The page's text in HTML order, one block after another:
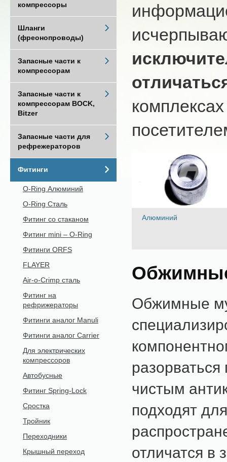
Алюминий
Обжимные
чистым
подходят
отличатся в
компрессоры
Шланги
(фреонопроводы)
Запасные части к
компрессорам
Запасные части к
компрессорам BOCK,
Bitzer
Запасные части для
рефрежераторов
Фитинги
O-Ring Алюминий
O-Ring Сталь
Фитинг со стаканом
Фитинг mini – O-Ring
Фитинги ORFS
FLAYER
Air-o-Crimp сталь
Фитинг на
рефрижераторы
Фитинги аналог Manuli
Фитинги аналог Carrier
Для электрических
компрессоров
Автобусные
Фитинг Spring-Lock
Сростка
Тройник
Переходники
Крышный переход